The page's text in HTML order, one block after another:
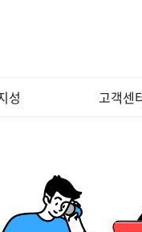
성 고객센
화상강의
크롬브라우저
정
전화상담